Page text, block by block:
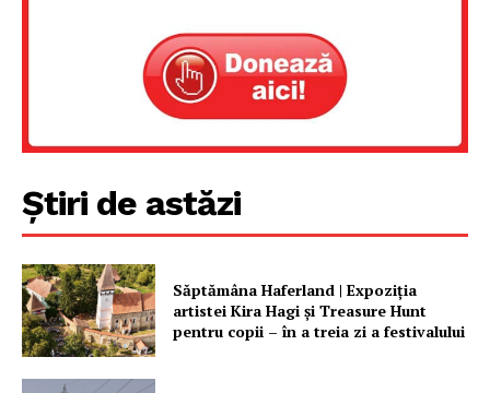
Știri de astăzi
Săptămâna Haferland | Expoziţia
artistei Kira Hagi şi Treasure Hunt
pentru copii – în a treia zi a festivalului